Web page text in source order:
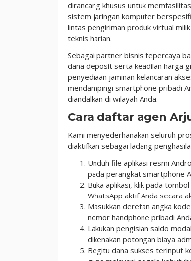
dirancang khusus untuk
sistem jaringan komputer
lintas pengiriman produk virtual
teknis harian.
Sebagai partner bisnis tepercaya
dana deposit serta keadilan harga
penyediaan jaminan kelancaran
mendampingi smartphone pribadi
diandalkan di wilayah Anda.
Cara daftar agen
Kami menyederhanakan seluruh
diaktifkan sebagai ladang
Unduh file aplikasi resmi
pada perangkat smartphone
Buka aplikasi, klik pada
WhatsApp aktif Anda secara
Masukkan deretan angka
nomor handphone pribadi
Lakukan pengisian saldo
dikenakan potongan biaya
Begitu dana sukses terinput